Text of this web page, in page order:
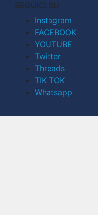
SEGUICI SU
Instagram
FACEBOOK
YOUTUBE
Twitter
Threads
TIK TOK
Whatsapp